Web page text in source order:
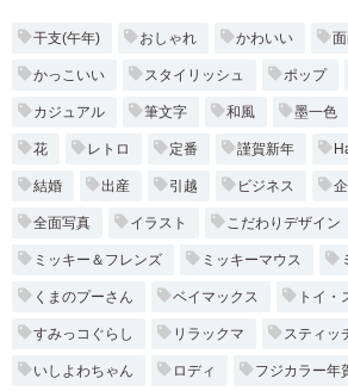
干支(午年) おしゃれ かわいい
かっこいい スタイリッシュ ポップ
カジュアル 筆文字 和風 墨一色
花 レトロ 定番 謹賀新年
結婚 出産 引越 ビジネス
全面写真 イラスト こだわりデザイン
ミッキー＆フレンズ ミッキーマウス
くまのプーさん ベイマックス トイ・
すみっコぐらし リラックマ スティッ
いしよわちゃん ロディ フジカラー年